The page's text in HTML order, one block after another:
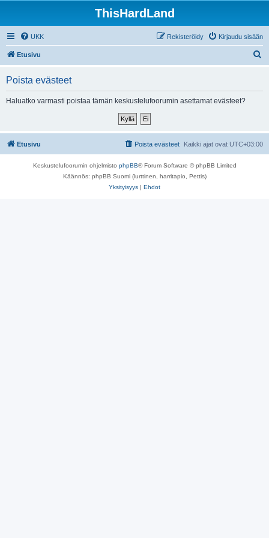
ThisHardLand
UKK Kirjaudu sisään
Rekisteröidy
Etusivu
Poista evästeet
Haluatko varmasti poistaa tämän keskustelufoorumin asettamat evästeet?
Etusivu Kaikki ajat ovat UTC+03:00
Poista evästeet
Keskustelufoorumin ohjelmisto phpBB® Forum Software © phpBB Limited
Käännös: phpBB Suomi (lurttinen, harritapio, Pettis)
Yksityisyys | Ehdot